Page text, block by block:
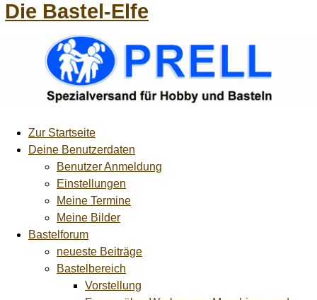
Die Bastel-Elfe
Zur Startseite
Deine Benutzerdaten
Benutzer Anmeldung
Einstellungen
Meine Termine
Meine Bilder
Bastelforum
neueste Beiträge
Bastelbereich
Vorstellung